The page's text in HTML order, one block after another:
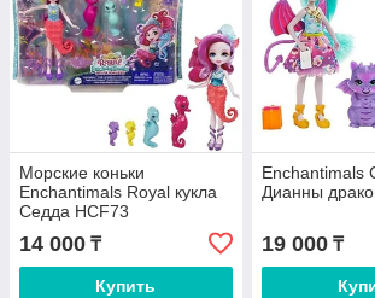
Морские коньки
Enchantimals Royal кукла
Седда HCF73
14 000 ₸
Купить
Enchantimals
Дианны
19 000₸